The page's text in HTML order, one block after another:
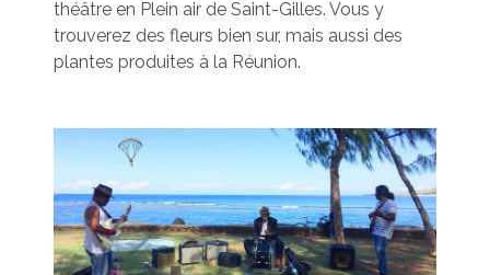
théâtre en Plein air de Saint-Gilles. Vous y
trouverez des fleurs bien sur, mais aussi des
plantes produites à la Réunion.